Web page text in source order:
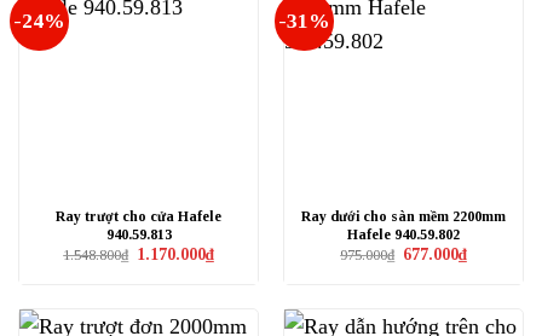
-24%
Ray trượt cho cửa Hafele
940.59.813
1.548.800₫ Giá
1.170.000₫Giá
hiện
-31%
Ray dưới cho sàn mềm 2200mm
Hafele 940.59.802
975.000₫ Giá
677.000₫Giá
hiện